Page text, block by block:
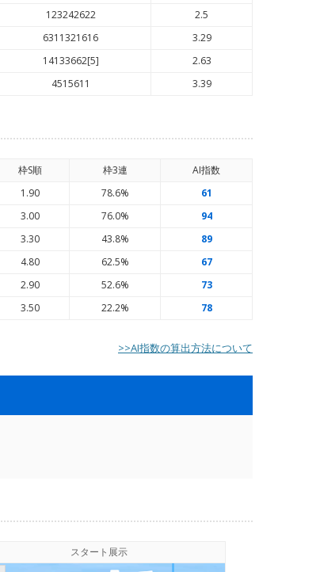
123242622
2.5
6311321616
3.29
14133662[5]
2.63
4515611 3.39
枠S順 枠3連 AI指数
1.90 78.6%
61
3.00 76.0%
94
3.30 43.8%
89
4.80 62.5%
67
2.90 52.6%
73
3.50 22.2% 78
>>AI指数の算出方法について
スタート展示